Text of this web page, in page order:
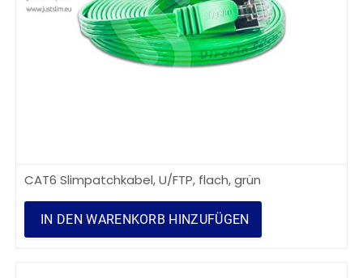
CAT6 Slimpatchkabel, U/FTP, flach, grün
IN DEN WARENKORB HINZUFÜGEN